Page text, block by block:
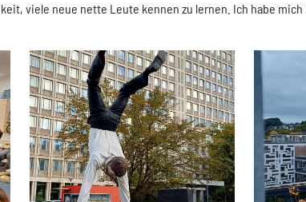
viele neue nette Leute kennen zu lernen. Ich habe